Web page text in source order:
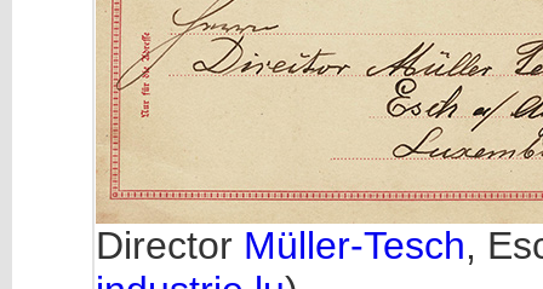
Director Müller-Tesch,